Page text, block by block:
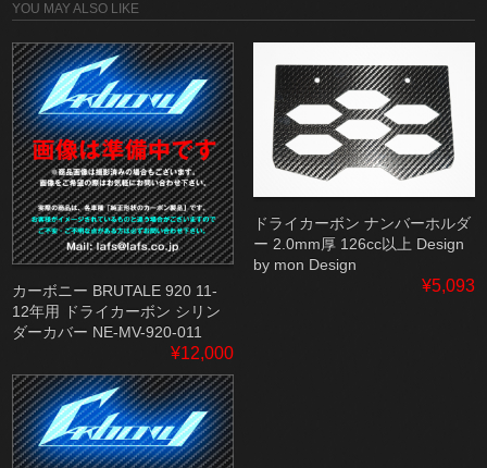
YOU MAY ALSO LIKE
カーボニー BRUTALE 920 11-
12年用 ドライカーボン シリン
ダーカバー NE-MV-920-011
¥12,000
ドライカーボン ナンバーホルダ
ー 2.0mm厚 126cc以上 Design
by mon Design
¥5,093